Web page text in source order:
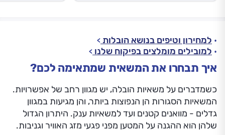
למחירון וטיפים בנושא הובלות
למובילים מומלצים בפיקוח שלנו
איך תבחרו את המשאית שמתאימה לכם?
כשמדברים על משאיות הובלה, יש מגוון רחב של אפשרויות.
המשאיות הסגורות הן הנפוצות ביותר, והן מגיעות במגוון
גדלים - מוואנים קטנים ועד למשאיות ענק. היתרון הגדול
שלהן הוא ההגנה על המטען מפני פגעי מזג האוויר וגניבות.